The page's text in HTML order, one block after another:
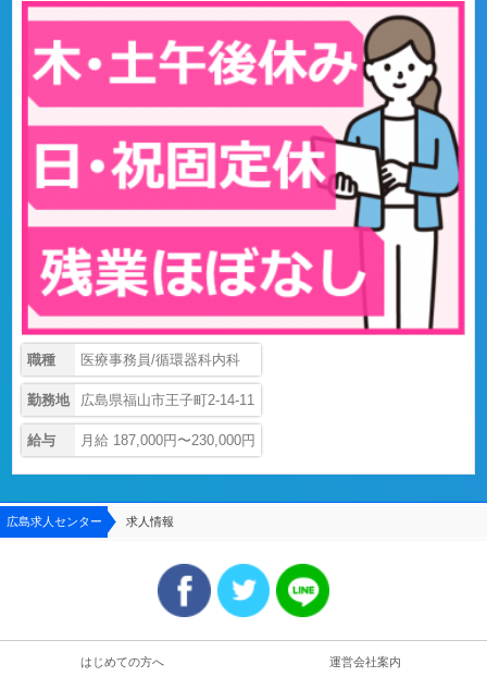
職種 医療事務員/循環器科内科
勤務地 広島県福山市王子町2-14-11
給与 月給 187,000円〜230,000円
広島求人センター 求人情報
はじめての方へ 運営会社案内